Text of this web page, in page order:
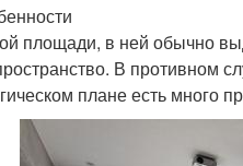
площади, в ней обычно
В противном
плане есть много